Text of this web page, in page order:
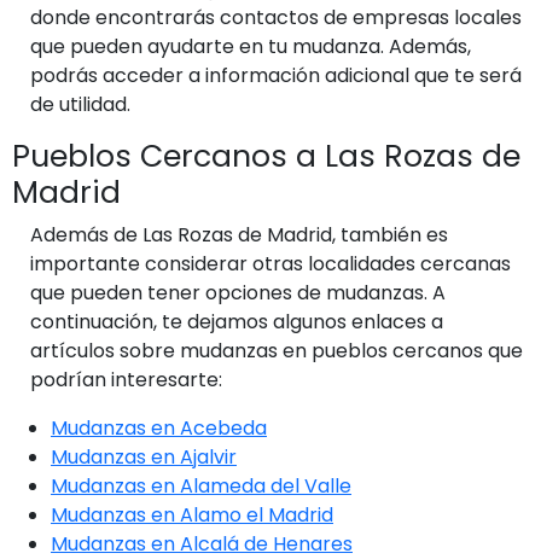
donde encontrarás contactos de empresas locales
que pueden ayudarte en tu mudanza. Además,
podrás acceder a información adicional que te será
de utilidad.
Pueblos Cercanos a Las Rozas de
Madrid
Además de Las Rozas de Madrid, también es
importante considerar otras localidades cercanas
que pueden tener opciones de mudanzas. A
continuación, te dejamos algunos enlaces a
artículos sobre mudanzas en pueblos cercanos que
podrían interesarte:
Mudanzas en Acebeda
Mudanzas en Ajalvir
Mudanzas en Alameda del Valle
Mudanzas en Alamo el Madrid
Mudanzas en Alcalá de Henares